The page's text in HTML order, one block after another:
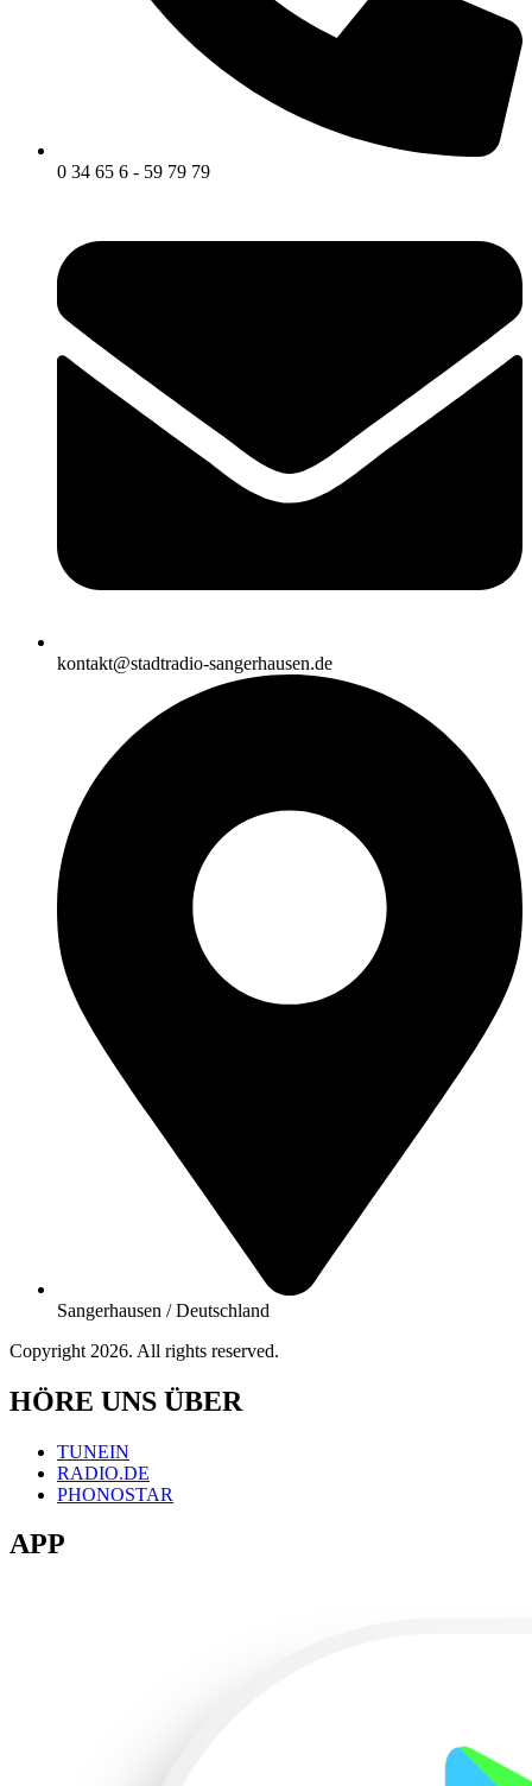
0 34 65 6 - 59 79 79
kontakt@stadtradio-sangerhausen.de
Sangerhausen / Deutschland
Copyright 2026. All rights reserved.
HÖRE UNS ÜBER
TUNEIN
RADIO.DE
PHONOSTAR
APP